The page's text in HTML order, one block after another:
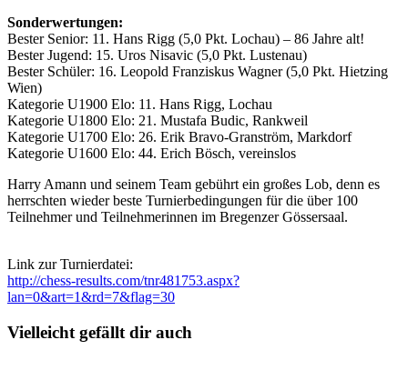
Sonderwertungen:
Bester Senior: 11. Hans Rigg (5,0 Pkt. Lochau) – 86 Jahre alt!
Bester Jugend: 15. Uros Nisavic (5,0 Pkt. Lustenau)
Bester Schüler: 16. Leopold Franziskus Wagner (5,0 Pkt. Hietzing
Wien)
Kategorie U1900 Elo: 11. Hans Rigg, Lochau
Kategorie U1800 Elo: 21. Mustafa Budic, Rankweil
Kategorie U1700 Elo: 26. Erik Bravo-Granström, Markdorf
Kategorie U1600 Elo: 44. Erich Bösch, vereinslos
Harry Amann und seinem Team gebührt ein großes Lob, denn es
herrschten wieder beste Turnierbedingungen für die über 100
Teilnehmer und Teilnehmerinnen im Bregenzer Gössersaal.
Link zur Turnierdatei:
http://chess-results.com/tnr481753.aspx?
lan=0&art=1&rd=7&flag=30
Vielleicht gefällt dir auch